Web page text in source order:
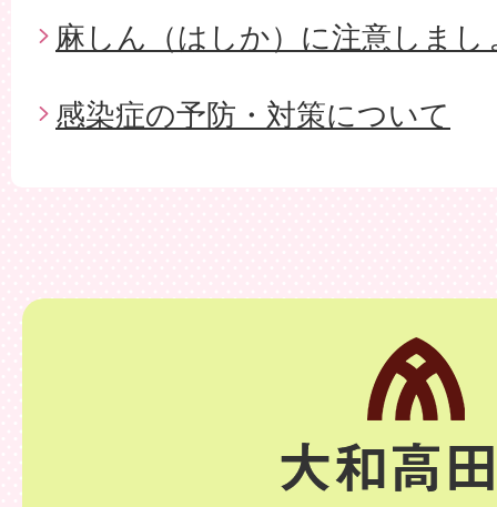
麻しん（はしか）に注意しまし
感染症の予防・対策について